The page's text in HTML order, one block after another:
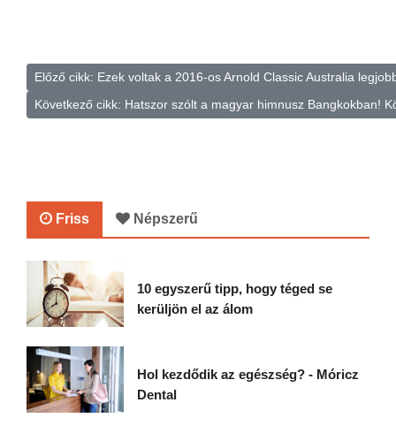
Előző cikk: Ezek voltak a 2016-os Arnold Classic Australia
Következő cikk: Hatszor szólt a magyar himnusz Bangkokban!
Friss Népszerű
10 egyszerű tipp, hogy téged se
kerüljön el az álom
Hol kezdődik az egészség? - Móricz
Dental